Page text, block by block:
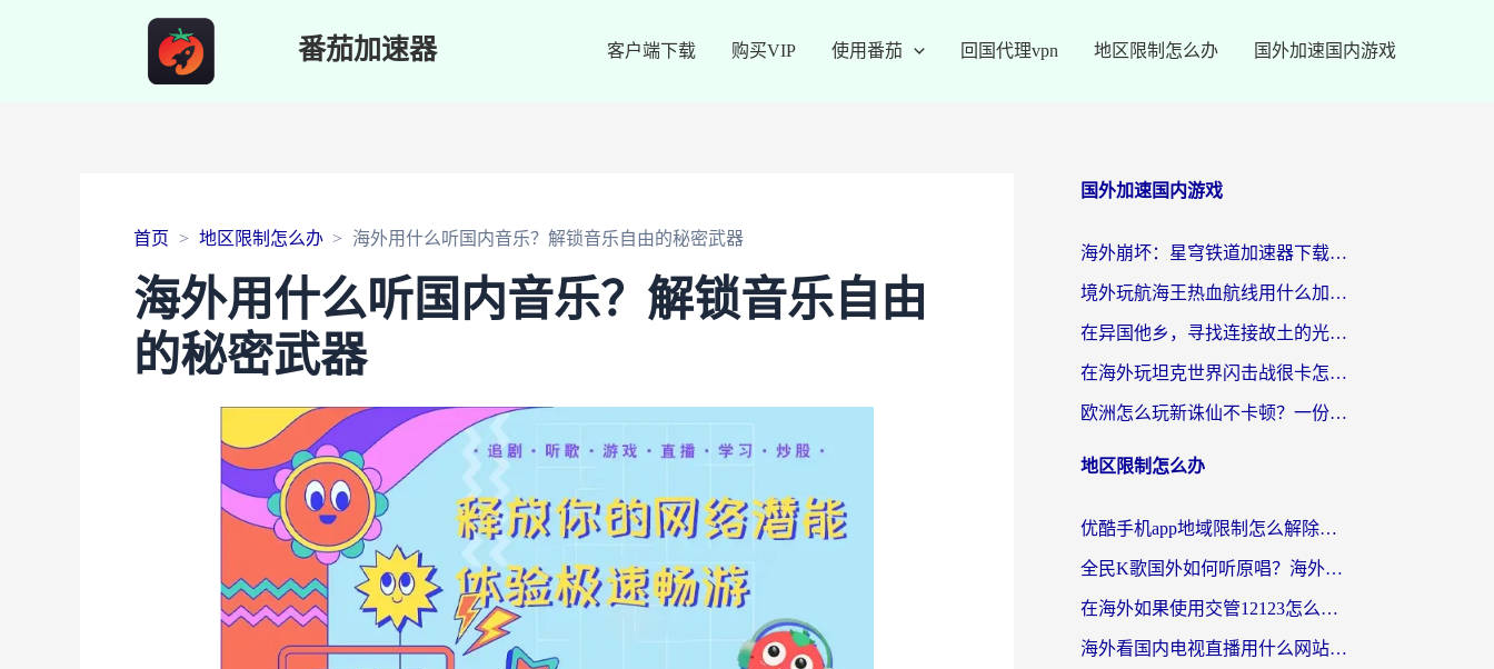
番茄加速器 客户端下载 购买VIP 使用番茄 回国代理vpn 地区限制怎么办 国外加速国内游戏
首页 地区限制怎么办 海外用什么听国内音乐？解锁音乐自由的秘密武器
海外用什么听国内音乐？解锁音乐自由
的秘密武器
国外加速国内游戏
海外崩坏：星穹铁道加速器下载安装：一份给游子的终极网络指南
境外玩航海王热血航线用什么加速器？2026海外玩家实测最优方案（附欧洲问道堡垒前线加速技巧）
在异国他乡，寻找连接故土的光明大陆免费加速器
在海外玩坦克世界闪击战很卡怎么办？老玩家亲测有效的加速器选择指南
欧洲怎么玩新诛仙不卡顿？一份给海外游子的国服游戏畅玩指南
地区限制怎么办
优酷手机app地域限制怎么解除？海外党亲测有效的追剧方案
全民K歌国外如何听原唱？海外党亲测有效的回国加速器选择指南
在海外如果使用交管12123怎么处理？留学生亲测有效的回国加速方案
海外看国内电视直播用什么网站比较好？一篇解决你所有追剧难题的实用指南